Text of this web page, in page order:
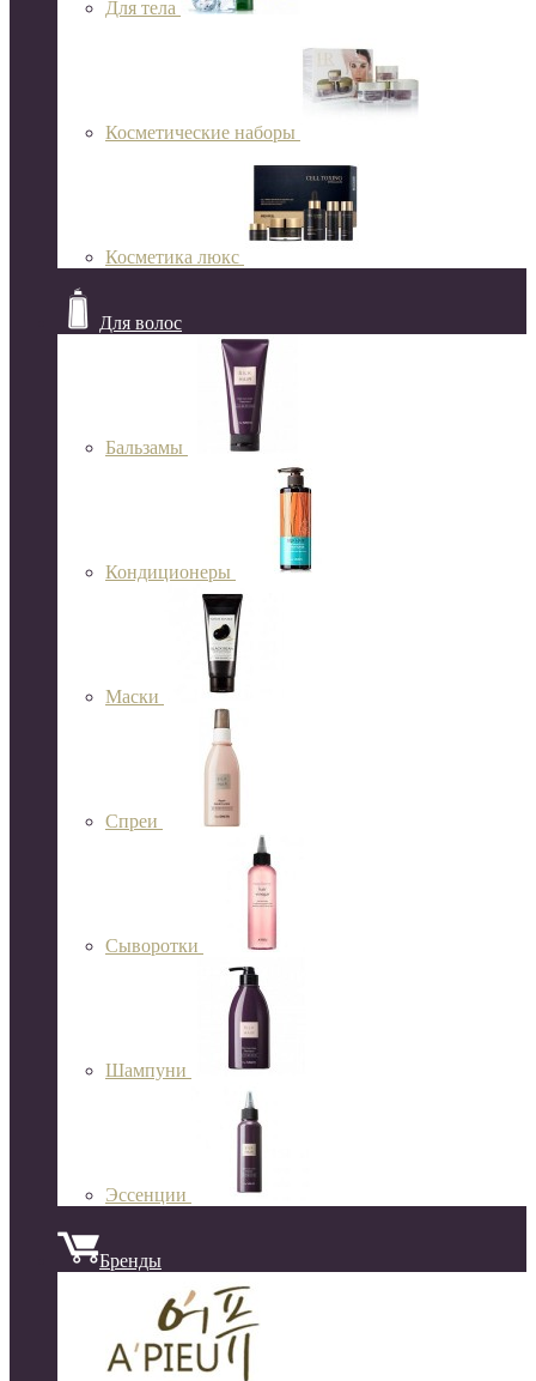
Для тела
Косметические наборы
Косметика люкс
Для волос
Бальзамы
Кондиционеры
Маски
Спреи
Сыворотки
Шампуни
Эссенции
Бренды